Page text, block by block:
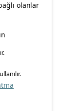
ve
olanlar